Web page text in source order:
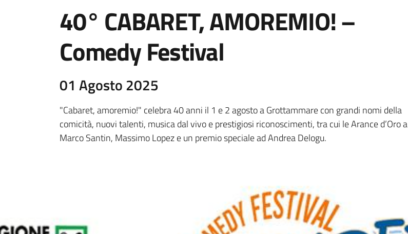
40° CABARET, AMOREMIO! –
Comedy Festival
01 Agosto 2025
"Cabaret, amoremio!" celebra 40 anni il 1 e 2 agosto a Grottammare con grandi nomi della
comicità, nuovi talenti, musica dal vivo e prestigiosi riconoscimenti, tra cui le Arance d’Oro a
Marco Santin, Massimo Lopez e un premio speciale ad Andrea Delogu.